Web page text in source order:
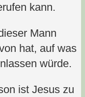
kann.
Mann
hat, auf was
würde.
ist Jesus zu